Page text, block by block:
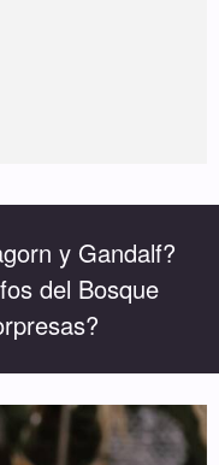
y Gandalf?
del Bosque